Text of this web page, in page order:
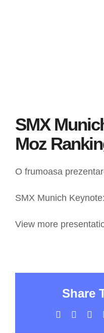
SMX
Moz
O frumoasa
SMX Munich
View more
Share
Facebook